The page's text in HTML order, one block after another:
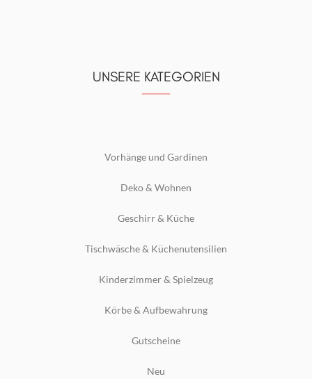
UNSERE KATEGORIEN
Vorhänge und Gardinen
Deko & Wohnen
Geschirr & Küche
Tischwäsche & Küchenutensilien
Kinderzimmer & Spielzeug
Körbe & Aufbewahrung
Gutscheine
Neu